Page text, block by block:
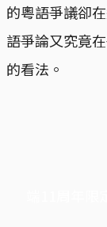
的粵語爭議卻
語爭論又究竟
的看法。